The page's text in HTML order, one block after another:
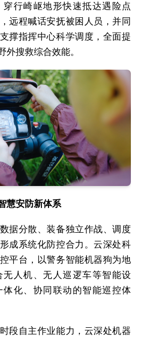
行崎岖地形快速抵达遇险点
远程喊话安抚被困人员，并同
撑指挥中心科学调度，全面提
外搜救综合效能。
慧安防新体系
据分散、装备独立作战、调度
成系统化防控合力。云深处科
平台，以警务智能机器狗为地
人机、无人巡逻车等智能设
化、协同联动的智能巡控体
段自主作业能力，云深处机器